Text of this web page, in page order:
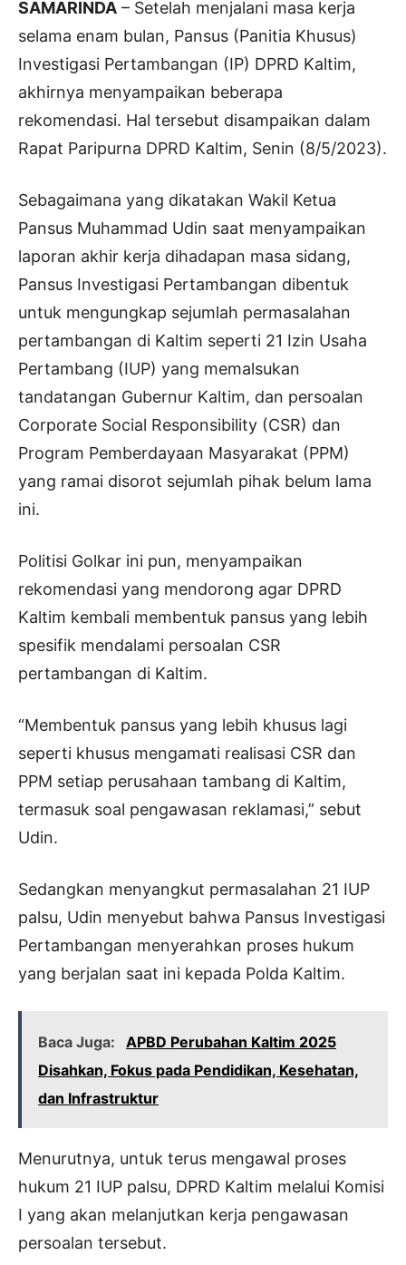
SAMARINDA – Setelah menjalani masa kerja
selama enam bulan, Pansus (Panitia Khusus)
Investigasi Pertambangan (IP) DPRD Kaltim,
akhirnya menyampaikan beberapa
rekomendasi. Hal tersebut disampaikan dalam
Rapat Paripurna DPRD Kaltim, Senin (8/5/2023).
Sebagaimana yang dikatakan Wakil Ketua
Pansus Muhammad Udin saat menyampaikan
laporan akhir kerja dihadapan masa sidang,
Pansus Investigasi Pertambangan dibentuk
untuk mengungkap sejumlah permasalahan
pertambangan di Kaltim seperti 21 Izin Usaha
Pertambang (IUP) yang memalsukan
tandatangan Gubernur Kaltim, dan persoalan
Corporate Social Responsibility (CSR) dan
Program Pemberdayaan Masyarakat (PPM)
yang ramai disorot sejumlah pihak belum lama
ini.
Politisi Golkar ini pun, menyampaikan
rekomendasi yang mendorong agar DPRD
Kaltim kembali membentuk pansus yang lebih
spesifik mendalami persoalan CSR
pertambangan di Kaltim.
“Membentuk pansus yang lebih khusus lagi
seperti khusus mengamati realisasi CSR dan
PPM setiap perusahaan tambang di Kaltim,
termasuk soal pengawasan reklamasi,” sebut
Udin.
Sedangkan menyangkut permasalahan 21 IUP
palsu, Udin menyebut bahwa Pansus Investigasi
Pertambangan menyerahkan proses hukum
yang berjalan saat ini kepada Polda Kaltim.
Baca Juga:
APBD Perubahan Kaltim 2025
Disahkan, Fokus pada Pendidikan, Kesehatan,
dan Infrastruktur
Menurutnya, untuk terus mengawal proses
hukum 21 IUP palsu, DPRD Kaltim melalui Komisi
I yang akan melanjutkan kerja pengawasan
persoalan tersebut.